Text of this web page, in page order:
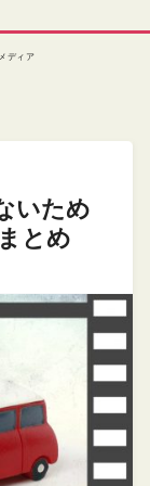
ディア
いため
とめ